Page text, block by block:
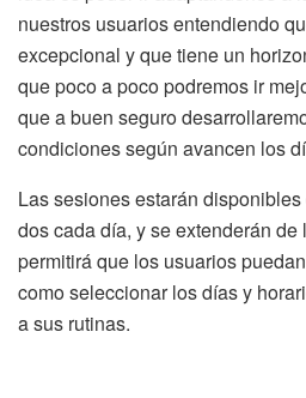
nuestros usuarios entendiendo
excepcional y que tiene un
que poco a poco podremos ir
que a buen seguro
condiciones según avancen los
Las sesiones estarán
dos cada día, y se extenderán
permitirá que los usuarios
como seleccionar los días y
a sus rutinas.